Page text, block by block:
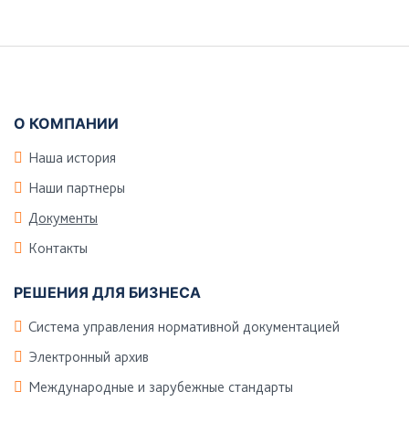
О КОМПАНИИ
Наша история
Наши партнеры
Документы
Контакты
РЕШЕНИЯ ДЛЯ БИЗНЕСА
Система управления нормативной документацией
Электронный архив
Международные и зарубежные стандарты